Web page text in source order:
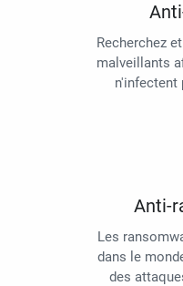
Recherchez
malveillants
n'infectent
Anti-
Les
dans le
des